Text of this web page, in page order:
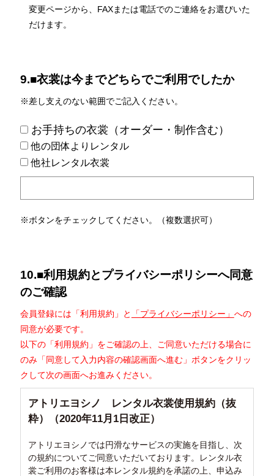
変更ページから、FAXまたは電話でのご連絡をお選びいた
だけます。
9.■衣裳は今までどちらでご利用でしたか
※差し支えのない範囲でご記入ください。
お手持ちの衣裳（オーダー・制作含む）
他の団体よりレンタル
他社レンタル衣裳
※ボタンをチェックしてください。（複数選択可）
10.■利用規約とプライバシーポリシーへ同意
のご確認
会員登録には「利用規約」と 「プライバシーポリシー」 への
同意が必要です。
以下の「利用規約」をご確認の上、ご同意いただける場合に
のみ「同意して入力内容の確認画面へ進む」ボタンをクリッ
クして次の画面へお進みください。
アトリエヨシノ レンタル衣裳使用規約（抜
粋）（2020年11月1日改正）
アトリエヨシノでは円滑なサービスの実施を目指し、次
の規約についてご同意いただいております。レンタル衣
裳ご利用のお客様は本レンタル規約を承諾の上、申込み